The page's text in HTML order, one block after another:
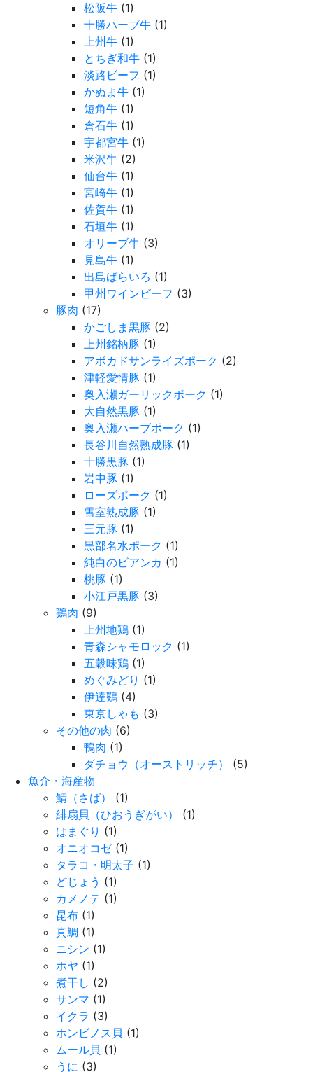
松阪牛 (1)
十勝ハーブ牛 (1)
上州牛 (1)
とちぎ和牛 (1)
淡路ビーフ (1)
かぬま牛 (1)
短角牛 (1)
倉石牛 (1)
宇都宮牛 (1)
米沢牛 (2)
仙台牛 (1)
宮崎牛 (1)
佐賀牛 (1)
石垣牛 (1)
オリーブ牛 (3)
見島牛 (1)
出島ばらいろ (1)
甲州ワインビーフ (3)
豚肉 (17)
かごしま黒豚 (2)
上州銘柄豚 (1)
アボカドサンライズポーク (2)
津軽愛情豚 (1)
奥入瀬ガーリックポーク (1)
大自然黒豚 (1)
奥入瀬ハーブポーク (1)
長谷川自然熟成豚 (1)
十勝黒豚 (1)
岩中豚 (1)
ローズポーク (1)
雪室熟成豚 (1)
三元豚 (1)
黒部名水ポーク (1)
純白のビアンカ (1)
桃豚 (1)
小江戸黒豚 (3)
鶏肉 (9)
上州地鶏 (1)
青森シャモロック (1)
五穀味鶏 (1)
めぐみどり (1)
伊達鷄 (4)
東京しゃも (3)
その他の肉 (6)
鴨肉 (1)
ダチョウ（オーストリッチ）
(5)
魚介・海産物
鯖（さば）
(1)
緋扇貝（ひおうぎがい）
(1)
はまぐり (1)
オニオコゼ(1)
タラコ・明太子 (1)
どじょう (1)
カメノテ (1)
昆布 (1)
真鯛 (1)
ニシン (1)
ホヤ (1)
煮干し (2)
サンマ (1)
イクラ (3)
ホンビノス貝 (1)
ムール貝 (1)
うに (3)